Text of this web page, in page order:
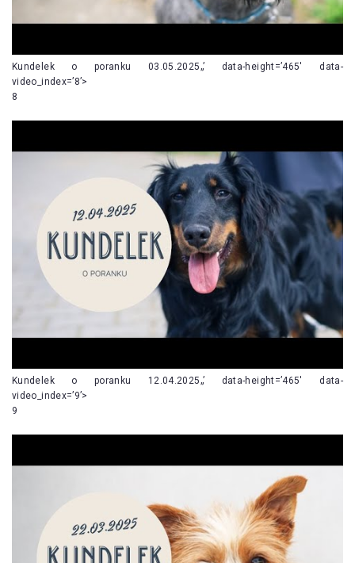
Kundelek o poranku 03.05.2025„’ data-height=’465′ data-
video_index=’8’>
8
Kundelek o poranku 12.04.2025„’ data-height=’465′ data-
video_index=’9’>
9